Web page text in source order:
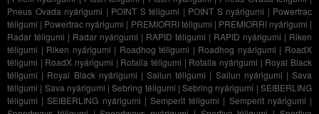
Pneus Ovada nyárigumi | POINT S téligumi | POINT S nyárigumi | Powertrac
téligumi | Powertrac nyárigumi | PREMIORRI téligumi | PREMIORRI nyárigumi |
Radar téligumi | Radar nyárigumi | RAPID téligumi | RAPID nyárigumi | Riken
téligumi | Riken nyárigumi | Roadhog téligumi | Roadhog nyárigumi | RoadX
téligumi | RoadX nyárigumi | Rotalla téligumi | Rotalla nyárigumi | Royal Black
téligumi | Royal Black nyárigumi |Sailun téligumi | Sailun nyárigumi |Sava
téligumi | Sava nyárigumi |Sebring téligumi |Sebring nyárigumi |SEIBERLING
téligumi |SEIBERLING nyárigumi |Semperit téligumi | Semperit nyárigumi |